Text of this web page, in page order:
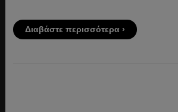
Διαβάστε περισσότερα ›